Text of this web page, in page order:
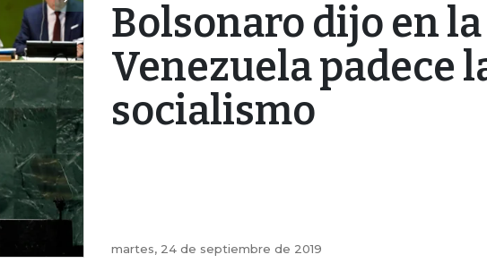
Bolsonaro dijo en la
Venezuela padece
socialismo
martes, 24 de septiembre de 2019